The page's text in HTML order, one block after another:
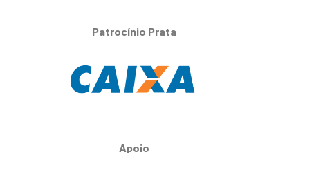
Patrocínio Prata
Apoio